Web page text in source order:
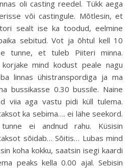
oli casting reedel. Tükk aega
või castingule. Mõtlesin, et
sealt ise ka toodud, eelmine
sebitud. Vot ja õhtul kell 10
tunne, et tuleb Piiteri minna.
mind kodust peale nagu
linnas ühistranspordiga ja ma
bussikasse 0.30 bussile. Naine
viia aga vastu pidi küll tulema.
ka sebima…. ei lähe seekord.
ei andnud rahu. Küsisin
sõidab… Sõitis… Lubas mind
koha kokku, saatsin isegi kaardi
peaks kella 0.00 ajal. Sebisin